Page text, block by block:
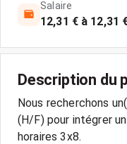
Salaire
12,31 € à 12,31
Description du
Nous recherchons
(H/F) pour intégrer
horaires 3x8.